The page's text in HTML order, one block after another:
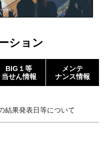
ション
BIG１等
当せん情報
メンテ
ナンス情報
結果発表日等について